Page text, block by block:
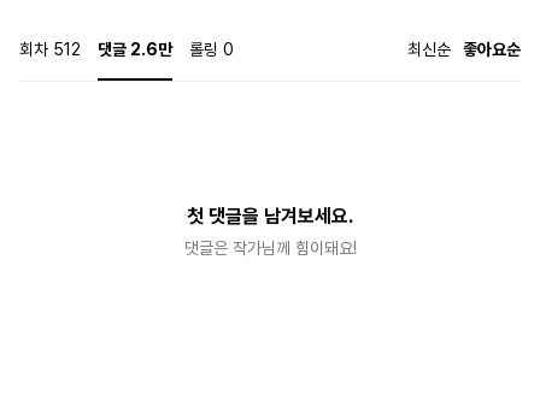
회차 512 댓글 2.6만 롤링 0 최신순 좋아요순
첫 댓글을 남겨보세요.
댓글은 작가님께 힘이돼요!